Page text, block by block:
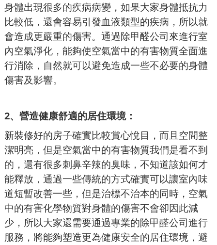
身體出現很多的疾病病變，如果大家身體抵抗力
比較低，還會容易引發血液類型的疾病，所以就
會造成更嚴重的傷害。通過除甲醛公司來進行室
內空氣淨化，能夠使空氣當中的有害物質全面進
行消除，自然就可以避免造成一些不必要的身體
傷害及影響。
2、營造健康舒適的居住環境：
新裝修好的房子確實比較賞心悅目，而且空間整
潔明亮，但是空氣當中的有害物質我們是看不到
的，還有很多刺鼻辛辣的臭味，不知道該如何才
能釋放，通過一些傳統的方式確實可以讓室內味
道短暫改善一些，但是治標不治本的同時，空氣
中的有害化學物質對身體的傷害不會卻因此減
少，所以大家還需要通過專業的除甲醛公司進行
服務，將能夠塑造更為健康安全的居住環境，避